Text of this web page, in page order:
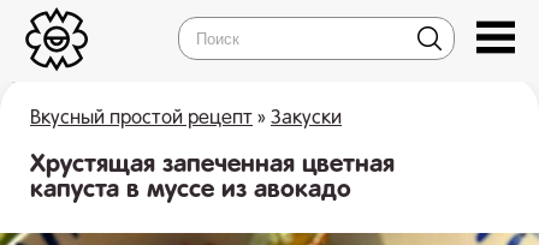
Вкусный простой рецепт » Закуски
Хрустящая запеченная цветная
капуста в муссе из авокадо